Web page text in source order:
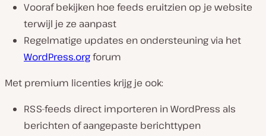
Vooraf bekijken hoe feeds eruitzien op je website
terwijl je ze aanpast
Regelmatige updates en ondersteuning via het
WordPress.orgforum
Met premium licenties krijg je ook:
RSS-feeds direct importeren in WordPress als
berichten of aangepaste berichttypen